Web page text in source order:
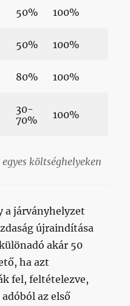
50% 100%
50% 100%
80% 100%
30-
70%
100%
költséghelyeken
a járványhelyzet
újraindítása
akár 50
ha azt
fel, feltételezve,
az első